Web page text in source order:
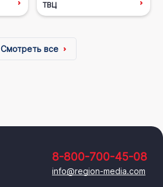
ТВЦ
Смотреть все
8-800-700-45-08
info@region-media.com